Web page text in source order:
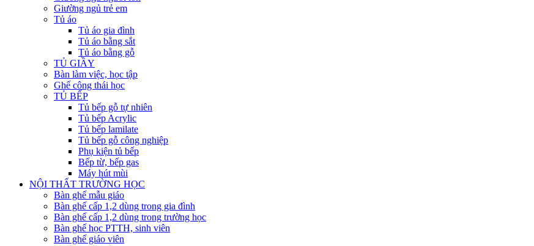
Giường ngủ trẻ em
Tủ áo
Tủ áo gia đình
Tủ áo bằng sắt
Tủ áo bằng gỗ
TỦ GIẦY
Bàn làm việc, học tập
Ghế công thái học
TỦ BẾP
Tủ bếp gỗ tự nhiên
Tủ bếp Acrylic
Tủ bếp lamilate
Tủ bếp gỗ công nghiệp
Phụ kiện tủ bếp
Bếp từ, bếp gas
Máy hút mùi
NỘI THẤT TRƯỜNG HỌC
Bàn ghế mẫu giáo
Bàn ghế cấp 1,2 dùng trong gia đình
Bàn ghế cấp 1,2 dùng trong trường học
Bàn ghế học PTTH, sinh viên
Bàn ghế giáo viên